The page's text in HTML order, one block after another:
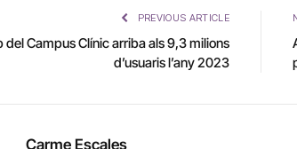
PREVIOUS ARTICLE
del Campus Clínic arriba als 9,3 milions
d’usuaris l’any 2023
Carme Escales